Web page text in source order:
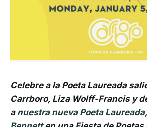
Celebre a la Poeta Laureada
Carrboro, Liza Wolff-Francis y
a nuestra nueva Poeta